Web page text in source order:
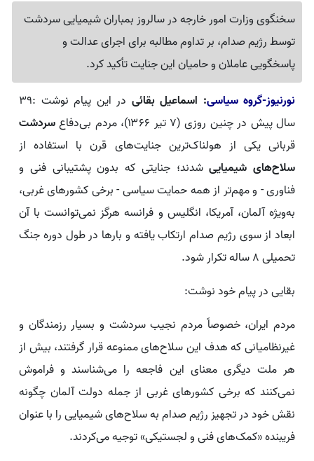
سخنگوی وزارت امور خارجه در سالروز بمباران شیمیایی سردشت
توسط رژیم صدام، بر تداوم مطالبه برای اجرای عدالت و
پاسخگویی عاملان و حامیان این جنایت تأکید کرد.
نورنیوز-گروه سیاسی: اسماعیل بقائی
در این پیام نوشت :۳۹
سال پیش در چنین روزی (۷ تیر ۱۳۶۶)، مردم بی‌دفاع
سردشت
قربانی یکی از هولناک‌ترین جنایت‌های قرن با استفاده از
سلاح‌های شیمیاییشدند؛ جنایتی که بدون پشتیبانی فنی و
فناوری - و مهم‌تر از همه حمایت سیاسی - برخی کشورهای غربی،
به‌ویژه آلمان، آمریکا، انگلیس و فرانسه هرگز نمی‌توانست با آن
ابعاد از سوی رژیم صدام ارتکاب یافته و بارها در طول دوره جنگ
تحمیلی ۸ ساله تکرار شود.
بقایی در پیام خود نوشت:
مردم ایران، خصوصاً مردم نجیب سردشت و بسیار رزمندگان و
غیرنظامیانی که هدف این سلاح‌های ممنوعه قرار گرفتند، بیش از
هر ملت دیگری معنای این فاجعه را می‌شناسند و فراموش
نمی‌کنند که برخی کشورهای غربی از جمله دولت آلمان ‌چگونه
نقش خود در تجهیز رژیم صدام به سلاح‌های شیمیایی را با عنوان
فریبنده «کمک‌های فنی و لجستیکی» توجیه می‌کردند.